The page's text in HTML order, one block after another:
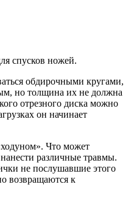
спусков ножей.
обдирочными кругами,
но толщина их не должна
отрезного диска можно
он начинает
Что может
различные травмы.
не послушавшие этого
возвращаются к